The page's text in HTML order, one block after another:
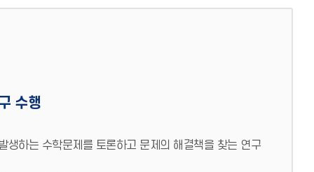
수행
생하는 수학문제를 토론하고 문제의 해결책을 찾는 연구